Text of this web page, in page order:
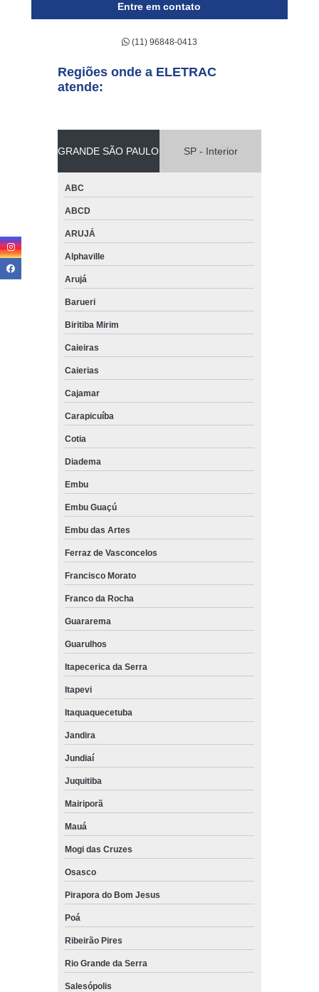
Entre em contato
(11) 96848-0413
Regiões onde a ELETRAC
atende:
GRANDE SÃO PAULO SP - Interior
ABC
ABCD
ARUJÁ
Alphaville
Arujá
Barueri
Biritiba Mirim
Caieiras
Caierias
Cajamar
Carapicuíba
Cotia
Diadema
Embu
Embu Guaçú
Embu das Artes
Ferraz de Vasconcelos
Francisco Morato
Franco da Rocha
Guararema
Guarulhos
Itapecerica da Serra
Itapevi
Itaquaquecetuba
Jandira
Jundiaí
Juquitiba
Mairiporã
Mauá
Mogi das Cruzes
Osasco
Pirapora do Bom Jesus
Poá
Ribeirão Pires
Rio Grande da Serra
Salesópolis